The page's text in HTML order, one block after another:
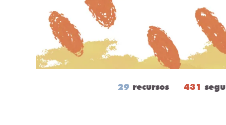
29 recursos 431